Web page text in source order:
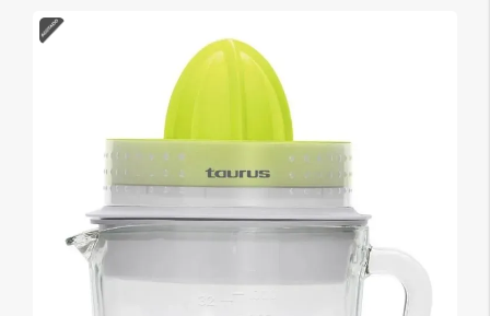
Hogar
Catálogos